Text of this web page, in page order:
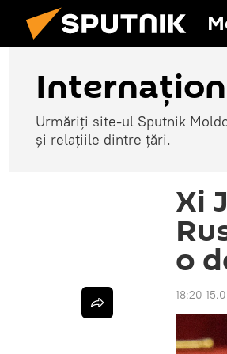
Urmăriți site-ul Sputnik
și relațiile dintre țări.
Xi
o
18:20